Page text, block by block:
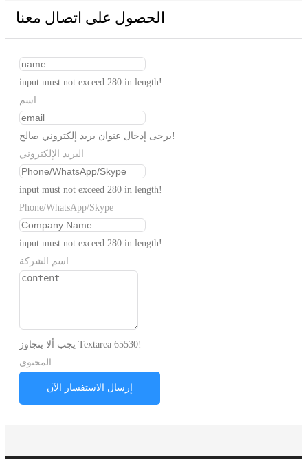
الحصول على اتصال معنا
input must not exceed 280 in length!
اسم
يرجى إدخال عنوان بريد إلكتروني صالح!
البريد الإلكتروني
input must not exceed 280 in length!
Phone/WhatsApp/Skype
input must not exceed 280 in length!
اسم الشركة
يجب ألا يتجاوز Textarea 65530!
المحتوى
إرسال الاستفسار الآن